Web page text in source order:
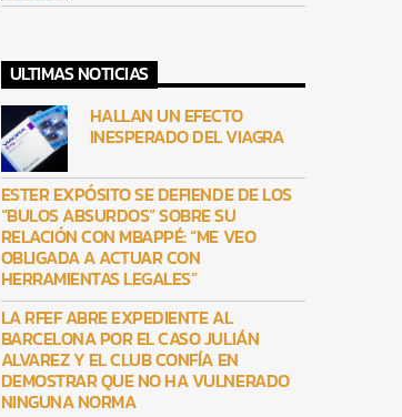
ULTIMAS NOTICIAS
HALLAN UN EFECTO
INESPERADO DEL VIAGRA
ESTER EXPÓSITO SE DEFIENDE DE LOS
“BULOS ABSURDOS” SOBRE SU
RELACIÓN CON MBAPPÉ: “ME VEO
OBLIGADA A ACTUAR CON
HERRAMIENTAS LEGALES”
LA RFEF ABRE EXPEDIENTE AL
BARCELONA POR EL CASO JULIÁN
ALVAREZ Y EL CLUB CONFÍA EN
DEMOSTRAR QUE NO HA VULNERADO
NINGUNA NORMA